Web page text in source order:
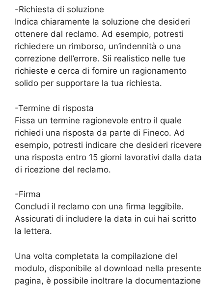
-Richiesta di soluzione
Indica chiaramente la soluzione che desideri
ottenere dal reclamo. Ad esempio, potresti
richiedere un rimborso, un’indennità o una
correzione dell’errore. Sii realistico nelle tue
richieste e cerca di fornire un ragionamento
solido per supportare la tua richiesta.
-Termine di risposta
Fissa un termine ragionevole entro il quale
richiedi una risposta da parte di Fineco. Ad
esempio, potresti indicare che desideri ricevere
una risposta entro 15 giorni lavorativi dalla data
di ricezione del reclamo.
-Firma
Concludi il reclamo con una firma leggibile.
Assicurati di includere la data in cui hai scritto
la lettera.
Una volta completata la compilazione del
modulo, disponibile al download nella presente
pagina, è possibile inoltrare la documentazione